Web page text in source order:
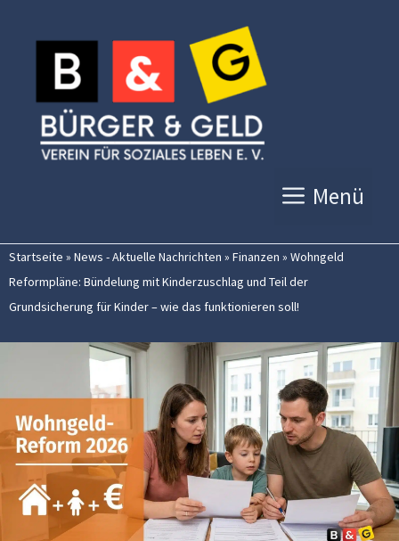
Inhalt
springen
Menü
Startseite » News - Aktuelle Nachrichten » Finanzen » Wohngeld
Reformpläne: Bündelung mit Kinderzuschlag und Teil der
Grundsicherung für Kinder – wie das funktionieren soll!